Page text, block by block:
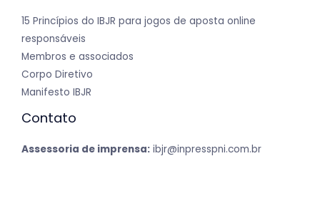
15 Princípios do IBJR para jogos de aposta online
responsáveis
Membros e associados
Corpo Diretivo
Manifesto IBJR
Contato
Assessoria de imprensa: ibjr@inpresspni.com.br